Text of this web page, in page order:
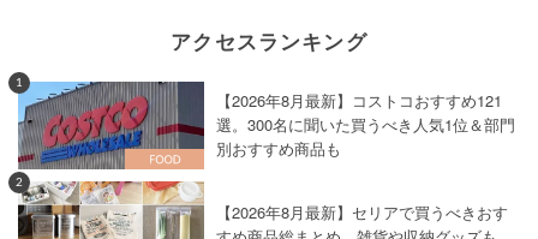
アクセスランキング
1
【2026年8月最新】コストコおすすめ121
選。300名に聞いた買うべき人気1位＆部門
別おすすめ商品も
2
【2026年8月最新】セリアで買うべきおす